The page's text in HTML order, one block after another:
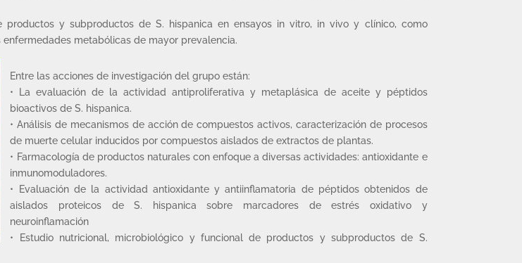
y subproductos de S. hispanica en ensayos in vitro, in vivo y clínico, como
metabólicas de mayor prevalencia.
Entre las acciones de investigación del grupo están:
• La evaluación de la actividad antiproliferativa y metaplásica de aceite y péptidos
bioactivos de S. hispanica.
• Análisis de mecanismos de acción de compuestos activos, caracterización de procesos
de muerte celular inducidos por compuestos aislados de extractos de plantas.
• Farmacología de productos naturales con enfoque a diversas actividades: antioxidante e
inmunomoduladores.
• Evaluación de la actividad antioxidante y antiinflamatoria de péptidos obtenidos de
aislados proteicos de S. hispanica sobre marcadores de estrés oxidativo y
neuroinflamación
• Estudio nutricional, microbiológico y funcional de productos y subproductos de S.